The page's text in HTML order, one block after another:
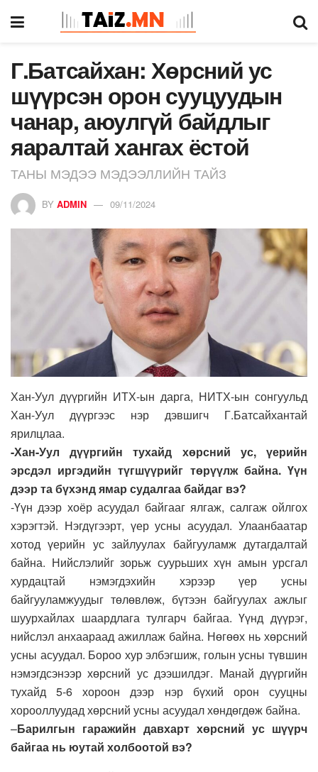
Г.Батсайхан: Хөрсний ус
шүүрсэн орон сууцуудын
чанар, аюулгүй байдлыг
яаралтай хангах ёстой
ТАНЫ МЭДЭЭ МЭДЭЭЛЛИЙН ТАЙЗ
BY ADMIN 09/11/2024
Хан-Уул дүүргийн ИТХ-ын дарга, НИТХ-ын сонгуульд
Хан-Уул дүүргээс нэр дэвшигч Г.Батсайхантай
ярилцлаа.
-Хан-Уул дүүргийн тухайд хөрсний ус, үерийн
эрсдэл иргэдийн түгшүүрийг төрүүлж байна. Үүн
дээр та бүхэнд ямар судалгаа байдаг вэ?
-Үүн дээр хоёр асуудал байгааг ялгаж, салгаж ойлгох
хэрэгтэй. Нэгдүгээрт, үер усны асуудал. Улаанбаатар
хотод үерийн ус зайлуулах байгууламж дутагдалтай
байна. Нийслэлийг зорьж суурьших хүн амын урсгал
хурдацтай нэмэгдэхийн хэрээр үер усны
байгууламжуудыг төлөвлөж, бүтээн байгуулах ажлыг
шуурхайлах шаардлага тулгарч байгаа. Үүнд дүүрэг,
нийслэл анхаараад ажиллаж байна. Нөгөөх нь хөрсний
усны асуудал. Бороо хур элбэгшиж, голын усны түвшин
нэмэгдсэнээр хөрсний ус дээшилдэг. Манай дүүргийн
тухайд 5-6 хороон дээр нэр бүхий орон сууцны
хорооллуудад хөрсний усны асуудал хөндөгдөж байна.
–Барилгын гаражийн давхарт хөрсний ус шүүрч
байгаа нь юутай холбоотой вэ?